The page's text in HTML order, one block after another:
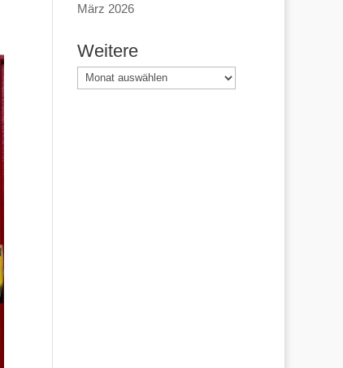
März 2026
Weitere
Weitere